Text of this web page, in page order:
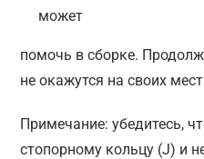
может
помочь в сборке.
не окажутся на своих
Примечание: убедитесь,
стопорному кольцу (J) и